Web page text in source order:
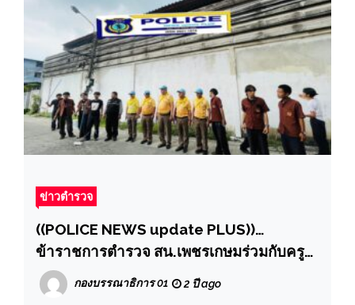
ข่าวตำรวจ
((POLICE NEWS update PLUS))…
ข้าราชการตำรวจ สน.เพชรเกษมร่วมกับครู
อาจารย์ นักเรียน วิทยาลัยเทคโนโลยีกรุงธน
พร้อมกับครูและผู้ปกครอง ร่วมกิจกรรมจิต
กองบรรณาธิการ 01 2 ปี ago